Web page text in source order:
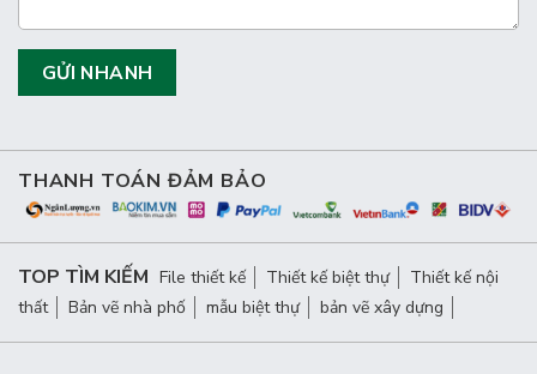
THANH TOÁN ĐẢM BẢO
TOP TÌM KIẾM File thiết kế Thiết kế biệt thự
Thiết kế nội
thất
Bản vẽ nhà phố mẫu biệt thự bản vẽ xây dựng